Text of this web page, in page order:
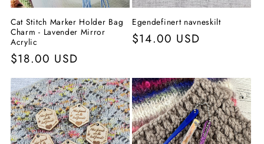
Cat Stitch Marker Holder Bag
Charm - Lavender Mirror
Acrylic
Vanlig
pris
$18.00 USD
Egendefinert navneskilt
Vanlig
$14.00 USD